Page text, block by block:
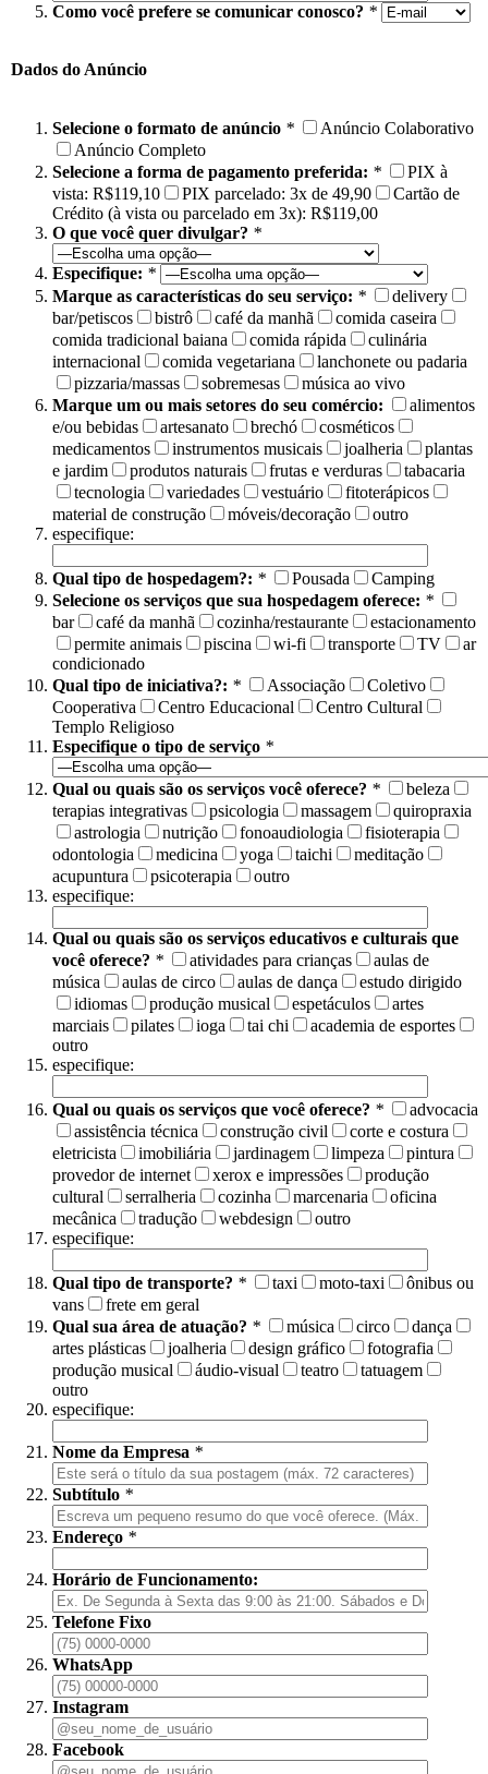
Como você prefere se comunicar conosco? *
Dados do Anúncio
Selecione o formato de anúncio *
Anúncio Colaborativo
Anúncio Completo
Selecione a forma de pagamento preferida: *
PIX à
vista: R$119,10
PIX parcelado: 3x de 49,90
Cartão de
Crédito (à vista ou parcelado em 3x): R$119,00
O que você quer divulgar? *
Especifique: *
Marque as características do seu serviço: *
delivery
bar/petiscos
bistrô café da manhã
comida caseira
comida tradicional baiana
comida rápida
culinária
internacional
comida vegetariana
lanchonete ou padaria
pizzaria/massas
sobremesas
música ao vivo
Marque um ou mais setores do seu comércio:
alimentos
e/ou bebidas
artesanato brechó
cosméticos
medicamentos
instrumentos musicais joalheria
plantas
e jardim
produtos naturais frutas e verduras
tabacaria
tecnologia
variedades vestuário
fitoterápicos
material de construção
móveis/decoração
outro
especifique:
Qual tipo de hospedagem?: * Pousada
Camping
Selecione os serviços que sua hospedagem oferece: *
bar
café da manhã cozinha/restaurante
estacionamento
permite animais
piscina wi-fi transporte TV
ar
condicionado
Qual tipo de iniciativa?: * Associação
Coletivo
Cooperativa
Centro Educacional
Centro Cultural
Templo Religioso
Especifique o tipo de serviço *
Qual ou quais são os serviços você oferece? *
beleza
terapias integrativas
psicologia massagem
quiropraxia
astrologia
nutrição fonoaudiologia
fisioterapia
odontologia
medicina yoga taichi
meditação
acupuntura
psicoterapia
outro
especifique:
Qual ou quais são os serviços educativos e culturais que
você oferece? * atividades para crianças
aulas de
música
aulas de circo aulas de dança
estudo dirigido
idiomas
produção musical espetáculos
artes
marciais
pilates ioga tai chi
academia de esportes
outro
especifique:
Qual ou quais os serviços que você oferece? *
advocacia
assistência técnica
construção civil
corte e costura
eletricista
imobiliária jardinagem limpeza
pintura
provedor de internet
xerox e impressões
produção
cultural
serralheria cozinha marcenaria
oficina
mecânica
tradução webdesign
outro
especifique:
Qual tipo de transporte? * taxi moto-taxi
ônibus ou
vans
frete em geral
Qual sua área de atuação? * música circo
dança
artes plásticas
joalheria design gráfico
fotografia
produção musical
áudio-visual teatro
tatuagem
outro
especifique:
Nome da Empresa *
Subtítulo *
Endereço *
Horário de Funcionamento:
Telefone Fixo
WhatsApp
Instagram
Facebook